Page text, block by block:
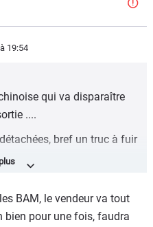
à 19:54
qui va disparaître
....
bref un truc à fuir
BAM, le vendeur va tout
bien pour une fois, faudra